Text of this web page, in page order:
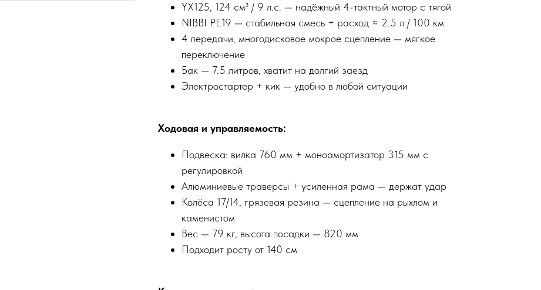
YX125, 124 см³ / 9 л.с. — надёжный 4-тактный мотор с тягой
NIBBI PE19 — стабильная смесь + расход ≈ 2.5 л / 100 км
4 передачи, многодисковое мокрое сцепление — мягкое
переключение
Бак — 7.5 литров, хватит на долгий заезд
Электростартер + кик — удобно в любой ситуации
Ходовая и управляемость:
Подвеска: вилка 760 мм + моноамортизатор 315 мм с
регулировкой
Алюминиевые траверсы + усиленная рама — держат удар
Колёса 17/14, грязевая резина — сцепление на рыхлом и
каменистом
Вес — 79 кг, высота посадки — 820 мм
Подходит росту от 140 см